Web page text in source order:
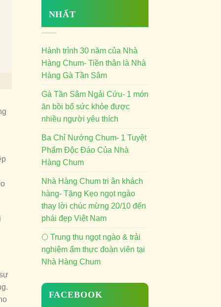
NHẤT
Hành trình 30 năm của Nhà
Hàng Chum- Tiền thân là Nhà
Hàng Gà Tần Sâm
Gà Tần Sâm Ngải Cứu- 1 món
ăn bồi bổ sức khỏe được
nhiều người yêu thích
Ba Chỉ Nướng Chum- 1 Tuyệt
Phẩm Độc Đáo Của Nhà
Hàng Chum
Nhà Hàng Chum tri ân khách
hàng- Tặng Kẹo ngọt ngào
thay lời chúc mừng 20/10 đến
phái đẹp Việt Nam
🌕 Trung thu ngọt ngào & trải
nghiệm ẩm thực đoàn viên tại
Nhà Hàng Chum
FACEBOOK